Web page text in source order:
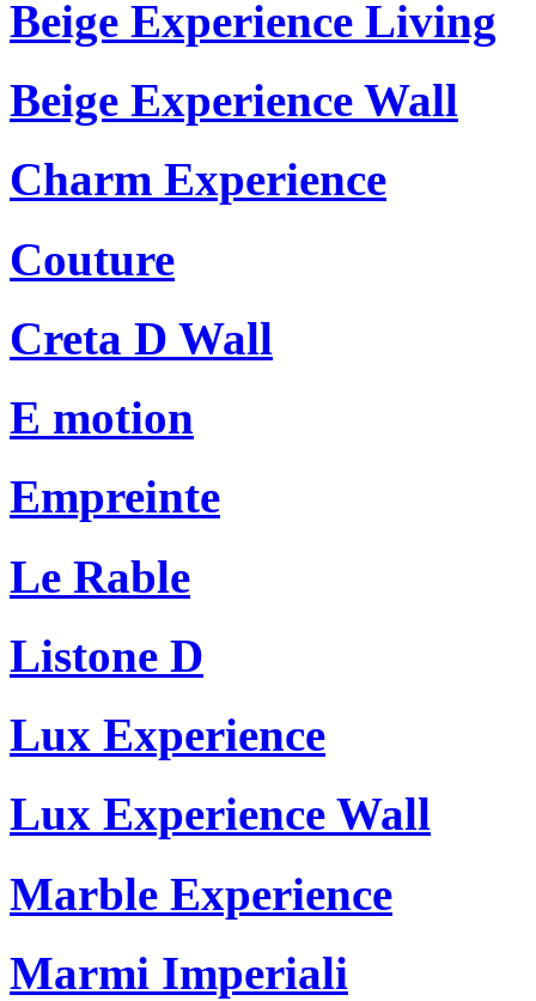
Beige Experience Living
Beige Experience Wall
Charm Experience
Couture
Creta D Wall
E motion
Empreinte
Le Rable
Listone D
Lux Experience
Lux Experience Wall
Marble Experience
Marmi Imperiali